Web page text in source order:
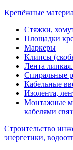
Крепёжные
Стяжки,
Площадки
Маркеры
Клипсы
Лента
Спиральные
Кабельные
Изолента,
Монтажные
кабелями
Строительство
энергетики,